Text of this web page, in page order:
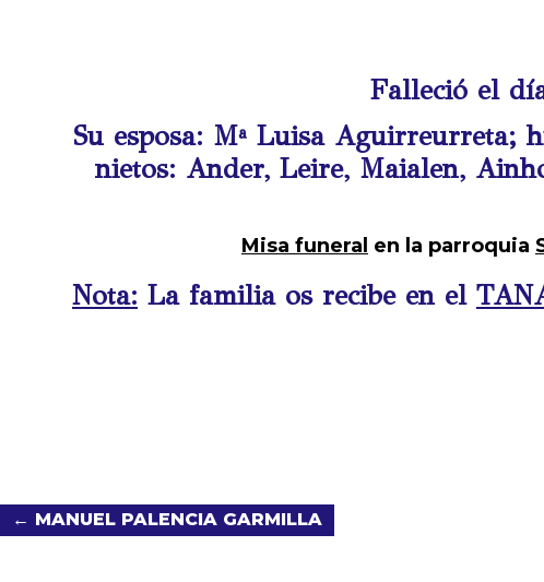
Falleció el
Su esposa: Mª Luisa
nietos: Ander, Leire, Maialen,
Misa funeral en la parroquia
Nota: La familia os recibe en el
← MANUEL PALENCIA GARMILLA